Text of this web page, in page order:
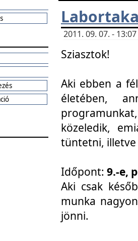
2011. 09. 07. -
Sziasztok!
Aki ebben a
életében,
közeledik,
tüntetni, illetve
Időpont: 9.-e,
Aki csak
munka
jönni.